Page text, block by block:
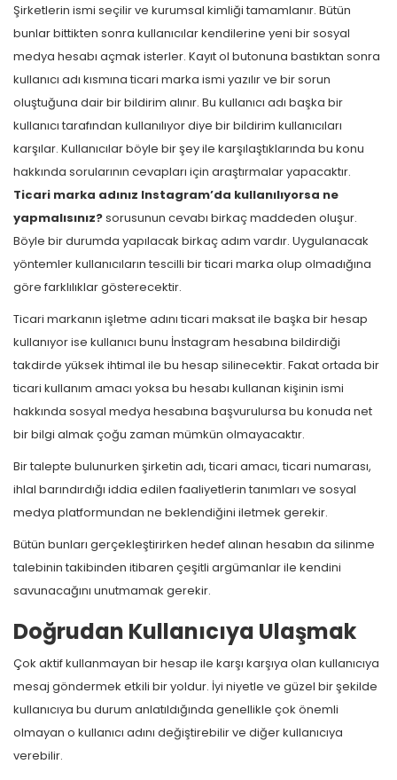
Şirketlerin ismi seçilir ve kurumsal kimliği tamamlanır. Bütün
bunlar bittikten sonra kullanıcılar kendilerine yeni bir sosyal
medya hesabı açmak isterler. Kayıt ol butonuna bastıktan sonra
kullanıcı adı kısmına ticari marka ismi yazılır ve bir sorun
oluştuğuna dair bir bildirim alınır. Bu kullanıcı adı başka bir
kullanıcı tarafından kullanılıyor diye bir bildirim kullanıcıları
karşılar. Kullanıcılar böyle bir şey ile karşılaştıklarında bu konu
hakkında sorularının cevapları için araştırmalar yapacaktır.
Ticari marka adınız Instagram’da kullanılıyorsa ne
yapmalısınız?sorusunun cevabı birkaç maddeden oluşur.
Böyle bir durumda yapılacak birkaç adım vardır. Uygulanacak
yöntemler kullanıcıların tescilli bir ticari marka olup olmadığına
göre farklılıklar gösterecektir.
Ticari markanın işletme adını ticari maksat ile başka bir hesap
kullanıyor ise kullanıcı bunu İnstagram hesabına bildirdiği
takdirde yüksek ihtimal ile bu hesap silinecektir. Fakat ortada bir
ticari kullanım amacı yoksa bu hesabı kullanan kişinin ismi
hakkında sosyal medya hesabına başvurulursa bu konuda net
bir bilgi almak çoğu zaman mümkün olmayacaktır.
Bir talepte bulunurken şirketin adı, ticari amacı, ticari numarası,
ihlal barındırdığı iddia edilen faaliyetlerin tanımları ve sosyal
medya platformundan ne beklendiğini iletmek gerekir.
Bütün bunları gerçekleştirirken hedef alınan hesabın da silinme
talebinin takibinden itibaren çeşitli argümanlar ile kendini
savunacağını unutmamak gerekir.
Doğrudan Kullanıcıya Ulaşmak
Çok aktif kullanmayan bir hesap ile karşı karşıya olan kullanıcıya
mesaj göndermek etkili bir yoldur. İyi niyetle ve güzel bir şekilde
kullanıcıya bu durum anlatıldığında genellikle çok önemli
olmayan o kullanıcı adını değiştirebilir ve diğer kullanıcıya
verebilir.